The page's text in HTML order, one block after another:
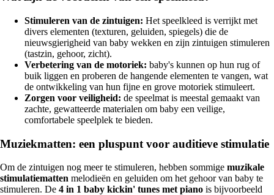
Stimuleren van de zintuigen: Het speelkleed is verrijkt met
divers elementen (texturen, geluiden, spiegels) die de
nieuwsgierigheid van baby wekken en zijn zintuigen stimuleren
(tastzin, gehoor, zicht).
Verbetering van de motoriek: baby's kunnen op hun rug of
buik liggen en proberen de hangende elementen te vangen, wat
de ontwikkeling van hun fijne en grove motoriek stimuleert.
Zorgen voor veiligheid: de speelmat is meestal gemaakt van
zachte, gewatteerde materialen om baby een veilige,
comfortabele speelplek te bieden.
Muziekmatten: een pluspunt voor auditieve stimulatie
Om de zintuigen nog meer te stimuleren, hebben sommige muzikale
stimulatiematten melodieën en geluiden om het gehoor van baby te
stimuleren. De 4 in 1 baby kickin' tunes met piano is bijvoorbeeld